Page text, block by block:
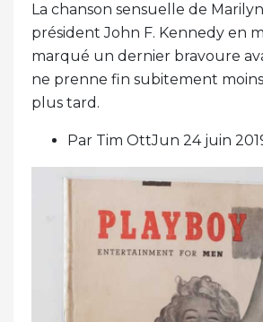
La chanson sensuelle de
président John F. Kennedy en
marqué un dernier bravoure
ne prenne fin subitement
plus tard.
Par Tim OttJun 24 juin